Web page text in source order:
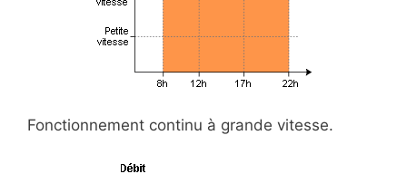
Fonctionnement continu à grande vitesse.